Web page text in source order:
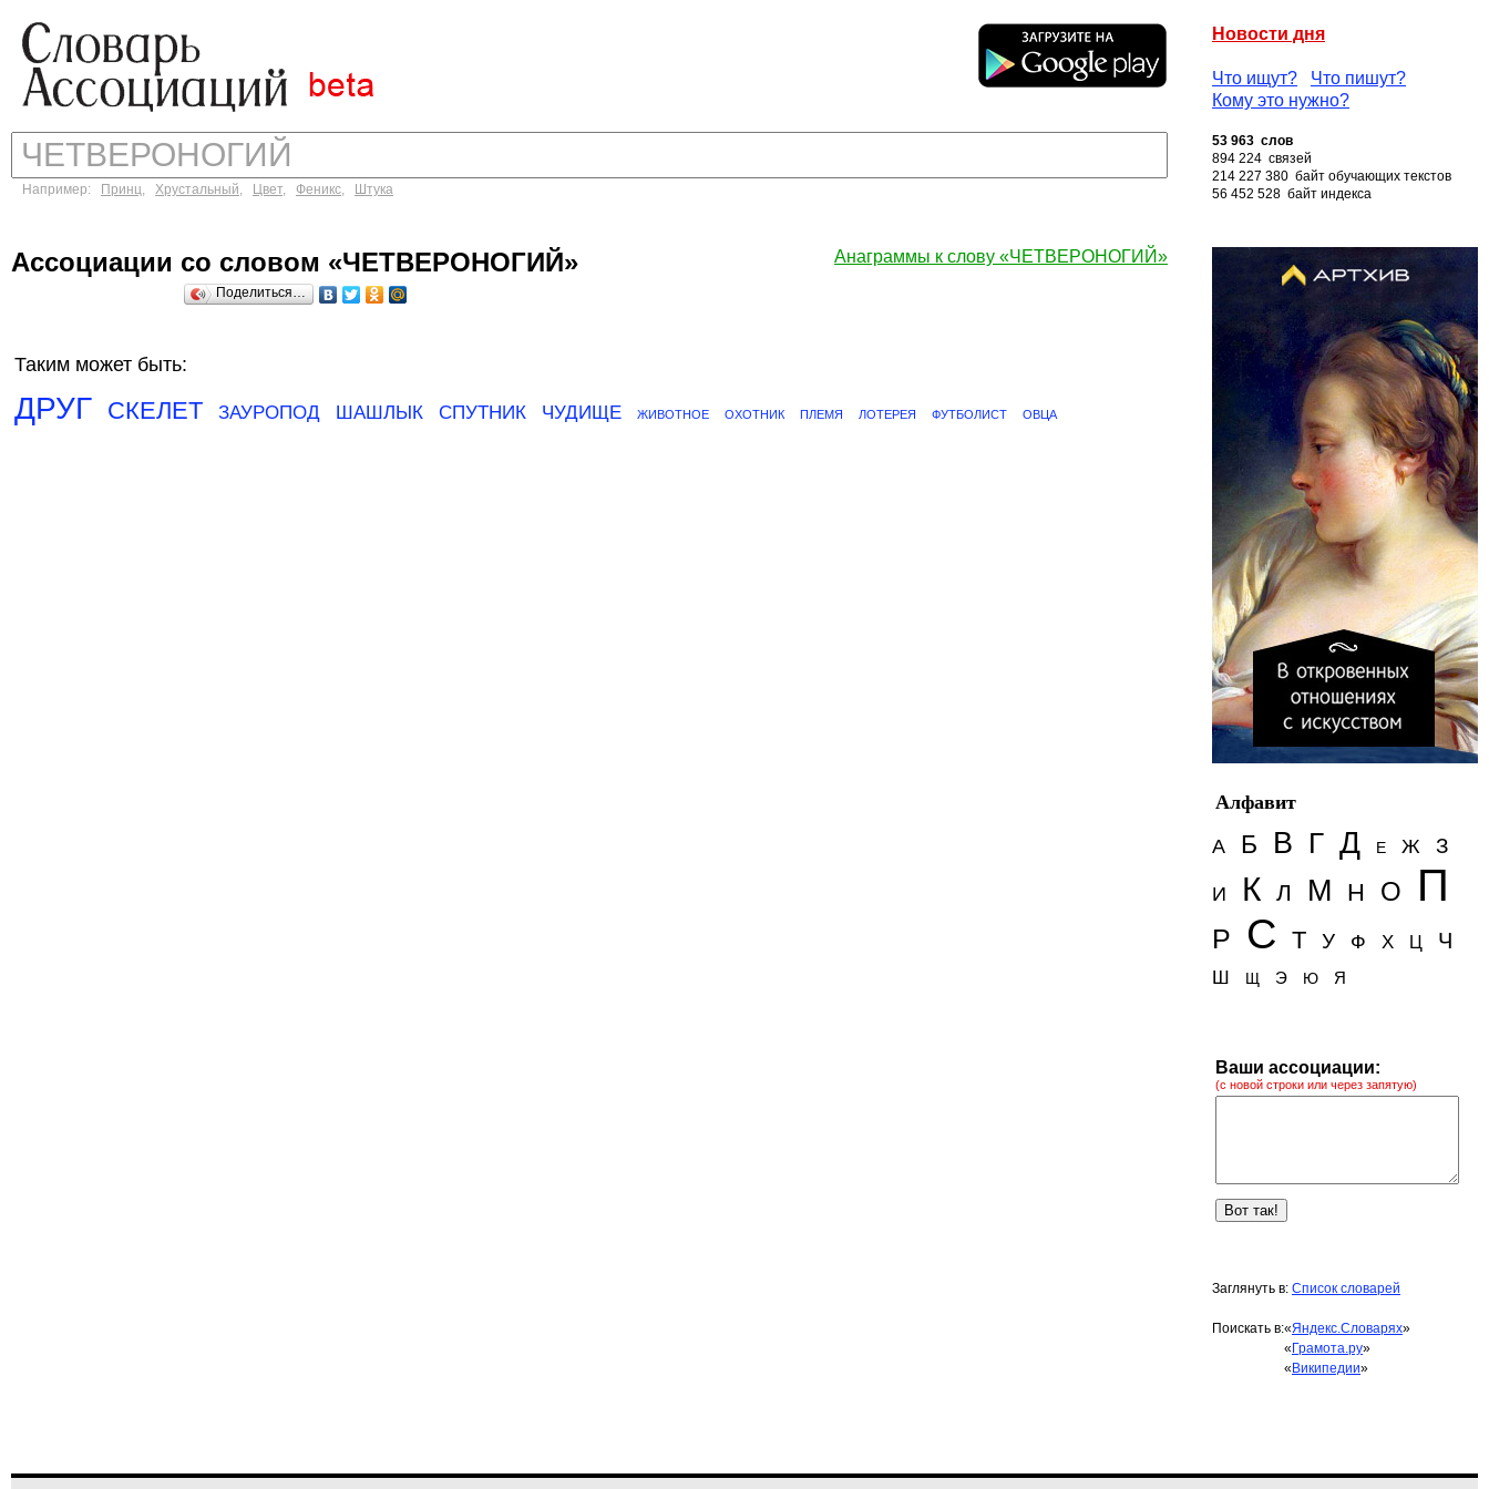
Новости дня
Что ищут?
Что пишут?
Кому это нужно?
Например: Принц, Хрустальный, Цвет, Феникс, Штука
53 963 слов
894 224 связей
214 227 380 байт обучающих текстов
56 452 528 байт индекса
Анаграммы к слову «ЧЕТВЕРОНОГИЙ»
Ассоциации со словом «ЧЕТВЕРОНОГИЙ»
Поделиться…
Таким может быть:
ДРУГ СКЕЛЕТ ЗАУРОПОД ШАШЛЫК СПУТНИК ЧУДИЩЕ ЖИВОТНОЕ ОХОТНИК ПЛЕМЯ ЛОТЕРЕЯ ФУТБОЛИСТ ОВЦА
Алфавит
А
Б В Г Д Е Ж З
И К Л М Н О П
Р С Т У Ф Х Ц Ч
Ш Щ Э Ю Я
Ваши ассоциации:
(с новой строки или через запятую)
Заглянуть в: Список словарей
Поискать в:«Яндекс.Словарях»
« Грамота.ру»
« Википедии»